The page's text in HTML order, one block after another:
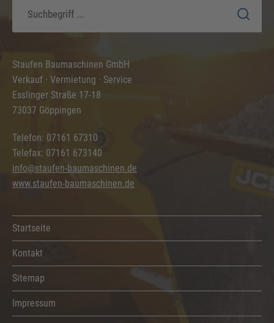
Staufen Baumaschinen GmbH
Verkauf · Vermietung · Service
Esslinger Straße 17-18
73037 Göppingen
Telefon: 07161 67310
Telefax: 07161 673140
info@staufen-baumaschinen.de
www.staufen-baumaschinen.de
Startseite
Kontakt
Sitemap
Impressum